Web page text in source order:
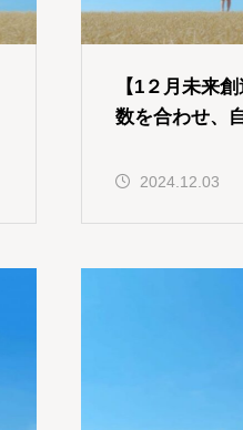
【1２月未来
数を合わせ、
2024.12.03